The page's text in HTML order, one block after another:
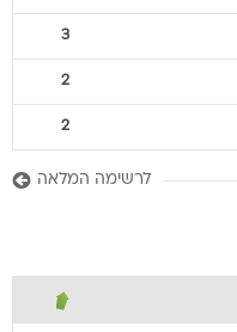
3
2
2
לרשימה המלאה